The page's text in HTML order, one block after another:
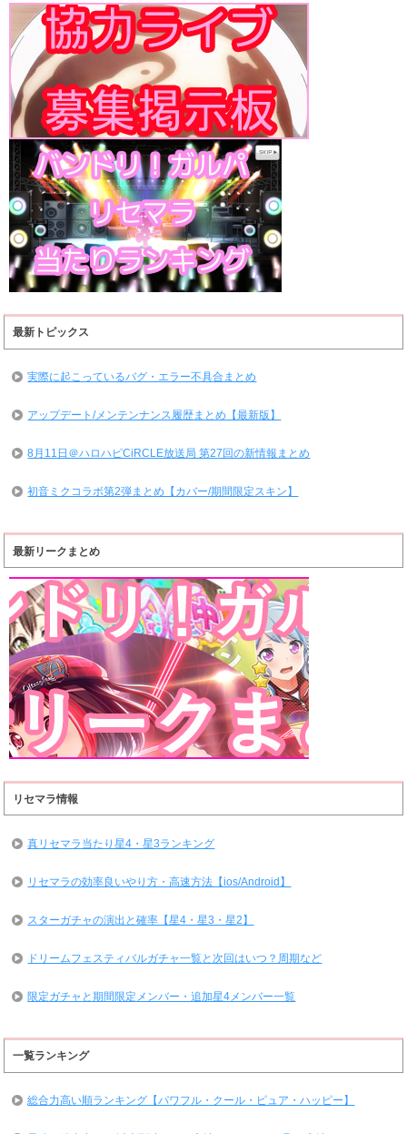
最新トピックス
実際に起こっているバグ・エラー不具合まとめ
アップデート/メンテンナンス履歴まとめ【最新版】
8月11日＠ハロハピCiRCLE放送局 第27回の新情報まとめ
初音ミクコラボ第2弾まとめ【カバー/期間限定スキン】
最新リークまとめ
リセマラ情報
真リセマラ当たり星4・星3ランキング
リセマラの効率良いやり方・高速方法【ios/Android】
スターガチャの演出と確率【星4・星3・星2】
ドリームフェスティバルガチャ一覧と次回はいつ？周期など
限定ガチャと期間限定メンバー・追加星4メンバー一覧
一覧ランキング
総合力高い順ランキング【パワフル・クール・ピュア・ハッピー】